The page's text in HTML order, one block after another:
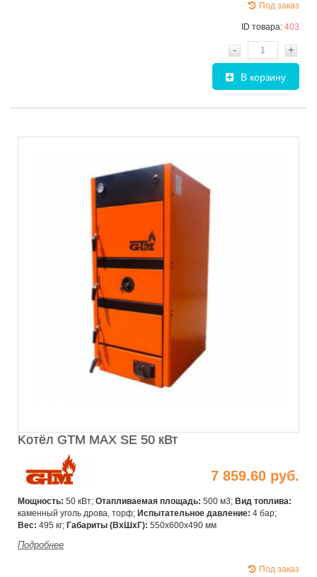
Под заказ
ID товара: 403
- +
В корзину
Kотёл GTM MAX SE 50 кВт
7 859.60 руб.
Мощность: 50 кВт; Отапливаемая площадь: 500 м3; Вид топлива:
каменный уголь дрова, торф; Испытательное давление: 4 бар;
Вес: 495 кг; Габариты (ВхШxГ): 550х600х490 мм
Подробнее
Под заказ